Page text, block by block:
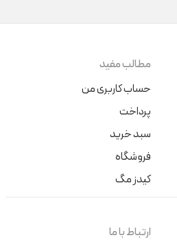
مطالب مفید
حساب کاربری من
پرداخت
سبد خرید
فروشگاه
کیدز مگ
ارتباط با ما